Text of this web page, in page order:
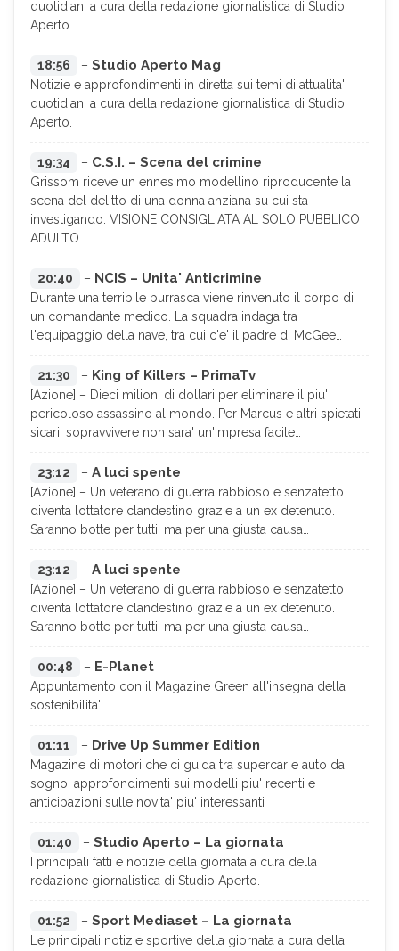
quotidiani a cura della redazione giornalistica di Studio
Aperto.
18:56 – Studio Aperto Mag
Notizie e approfondimenti in diretta sui temi di attualita'
quotidiani a cura della redazione giornalistica di Studio
Aperto.
19:34 – C.S.I. – Scena del crimine
Grissom riceve un ennesimo modellino riproducente la
scena del delitto di una donna anziana su cui sta
investigando. VISIONE CONSIGLIATA AL SOLO PUBBLICO
ADULTO.
20:40 – NCIS – Unita' Anticrimine
Durante una terribile burrasca viene rinvenuto il corpo di
un comandante medico. La squadra indaga tra
l'equipaggio della nave, tra cui c'e' il padre di McGee…
21:30 – King of Killers – PrimaTv
[Azione] – Dieci milioni di dollari per eliminare il piu'
pericoloso assassino al mondo. Per Marcus e altri spietati
sicari, sopravvivere non sara' un'impresa facile…
23:12 – A luci spente
[Azione] – Un veterano di guerra rabbioso e senzatetto
diventa lottatore clandestino grazie a un ex detenuto.
Saranno botte per tutti, ma per una giusta causa…
23:12 – A luci spente
[Azione] – Un veterano di guerra rabbioso e senzatetto
diventa lottatore clandestino grazie a un ex detenuto.
Saranno botte per tutti, ma per una giusta causa…
00:48 – E-Planet
Appuntamento con il Magazine Green all'insegna della
sostenibilita'.
01:11 – Drive Up Summer Edition
Magazine di motori che ci guida tra supercar e auto da
sogno, approfondimenti sui modelli piu' recenti e
anticipazioni sulle novita' piu' interessanti
01:40 – Studio Aperto – La giornata
I principali fatti e notizie della giornata a cura della
redazione giornalistica di Studio Aperto.
01:52 – Sport Mediaset – La giornata
Le principali notizie sportive della giornata a cura della